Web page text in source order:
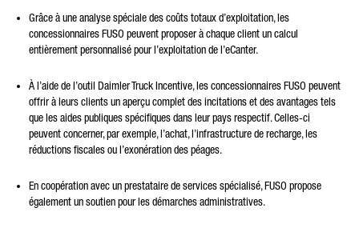
Grâce à une analyse spéciale des coûts totaux d’exploitation, les
concessionnaires FUSO peuvent proposer à chaque client un calcul
entièrement personnalisé pour l’exploitation de l’eCanter.
À l’aide de l’outil Daimler Truck Incentive, les concessionnaires FUSO peuvent
offrir à leurs clients un aperçu complet des incitations et des avantages tels
que les aides publiques spécifiques dans leur pays respectif. Celles-ci
peuvent concerner, par exemple, l’achat, l’infrastructure de recharge, les
réductions fiscales ou l’exonération des péages.
En coopération avec un prestataire de services spécialisé, FUSO propose
également un soutien pour les démarches administratives.